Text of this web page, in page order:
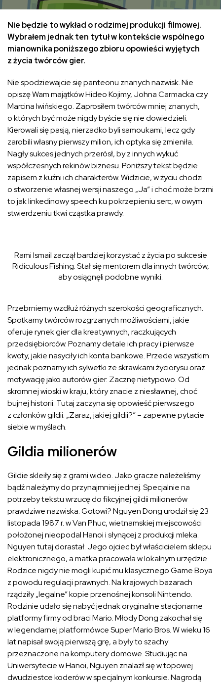
Nie będzie to wykład o rodzimej produkcji filmowej.
Wybrałem jednak ten tytuł w kontekście wspólnego
mianownika poniższego zbioru opowieści wyjętych
z życia twórców gier.
Nie spodziewajcie się panteonu znanych nazwisk. Nie
opiszę Wam majątków Hideo Kojimy, Johna Carmacka czy
Marcina Iwińskiego. Zaprosiłem twórców mniej znanych,
o których być może nigdy byście się nie dowiedzieli.
Kierowali się pasją, nierzadko byli samoukami, lecz gdy
zarobili własny pierwszy milion, ich optyka się zmieniła.
Nagły sukces jednych przerósł, by z innych wykuć
współczesnych rekinów biznesu. Poniższy tekst będzie
zapisem z kuźni ich charakterów. Widzicie, w życiu chodzi
o stworzenie własnej wersji naszego „Ja” i choć może brzmi
to jak linkedinowy speech ku pokrzepieniu serc, w owym
stwierdzeniu tkwi cząstka prawdy.
Rami Ismail zaczął bardziej korzystać z życia po sukcesie
Ridiculous Fishing. Stał się mentorem dla innych twórców,
aby osiągnęli podobne wyniki.
Przebrniemy wzdłuż różnych szerokości geograficznych.
Spotkamy twórców rozgrzanych możliwościami, jakie
oferuje rynek gier dla kreatywnych, raczkujących
przedsiębiorców. Poznamy detale ich pracy i pierwsze
kwoty, jakie nasyciły ich konta bankowe. Przede wszystkim
jednak poznamy ich sylwetki ze skrawkami życiorysu oraz
motywację jako autorów gier. Zacznę nietypowo. Od
skromnej wioski w kraju, który znacie z niesławnej, choć
bujnej historii. Tutaj zaczyna się opowieść pierwszego
z członków gildii. „Zaraz, jakiej gildii?” – zapewne pytacie
siebie w myślach.
Gildia milionerów
Gildie skleiły się z grami wideo. Jako gracze należeliśmy
bądź należymy do przynajmniej jednej. Specjalnie na
potrzeby tekstu wrzucę do fikcyjnej gildii milionerów
prawdziwe nazwiska. Gotowi? Nguyen Dong urodził się 23
listopada 1987 r. w Van Phuc, wietnamskiej miejscowości
położonej nieopodal Hanoi i słynącej z produkcji mleka.
Nguyen tutaj dorastał. Jego ojciec był właścicielem sklepu
elektronicznego, a matka pracowała w lokalnym urzędzie.
Rodzice nigdy nie mogli kupić mu klasycznego Game Boya
z powodu regulacji prawnych. Na krajowych bazarach
rządziły „legalne” kopie przenośnej konsoli Nintendo.
Rodzinie udało się nabyć jednak oryginalne stacjonarne
platformy firmy od braci Mario. Młody Dong zakochał się
w legendarnej platformówce Super Mario Bros. W wieku 16
lat napisał swoją pierwszą grę, a były to szachy
przeznaczone na komputery domowe. Studiując na
Uniwersytecie w Hanoi, Nguyen znalazł się w topowej
dwudziestce koderów w specjalnym konkursie. Nagrodą